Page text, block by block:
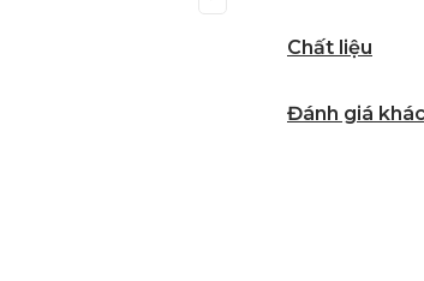
Chất liệu
Đánh giá